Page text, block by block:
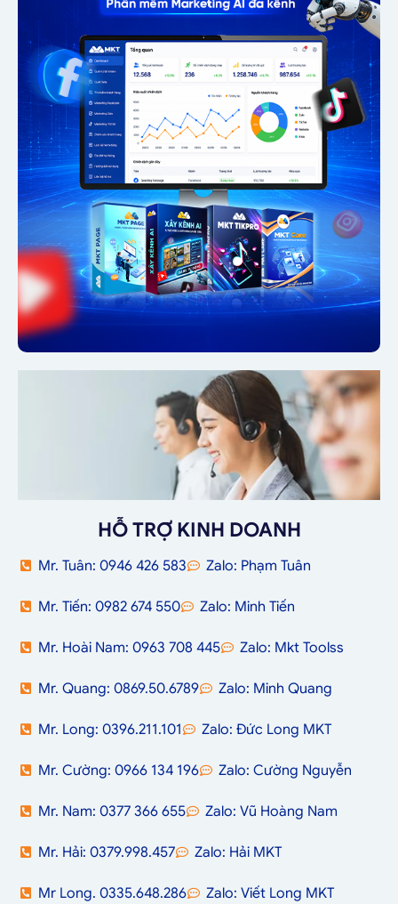
HỖ TRỢ KINH DOANH
Mr. Tuân: 0946 426 583 Zalo: Phạm Tuân
Mr. Tiến: 0982 674 550 Zalo: Minh Tiến
Mr. Hoài Nam: 0963 708 445 Zalo: Mkt Toolss
Mr. Quang: 0869.50.6789 Zalo: Minh Quang
Mr. Long: 0396.211.101 Zalo: Đức Long MKT
Mr. Cường: 0966 134 196 Zalo: Cường Nguyễn
Mr. Nam: 0377 366 655 Zalo: Vũ Hoàng Nam
Mr. Hải: 0379.998.457 Zalo: Hải MKT
Mr Long. 0335.648.286 Zalo: Viết Long MKT